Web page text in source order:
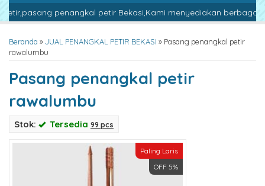
penangkal petir Bekasi,Kami menyediakan berbagai
Beranda »JUAL PENANGKAL PETIR BEKASI » Pasang penangkal petir
rawalumbu
Pasang penangkal petir
rawalumbu
Stok: Tersedia 99 pcs
Paling Laris
OFF 5%